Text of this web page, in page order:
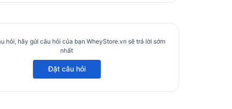
hỏi, hãy gửi câu hỏi của bạn WheyStore.vn sẽ trả lời sớm
nhất
Đặt câu hỏi